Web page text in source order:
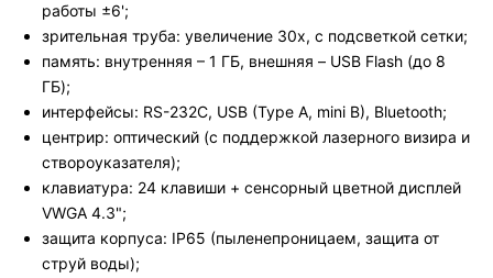
работы ±6';
зрительная труба: увеличение 30x, с подсветкой сетки;
память: внутренняя – 1 ГБ, внешняя – USB Flash (до 8
ГБ);
интерфейсы: RS-232C, USB (Type A, mini B), Bluetooth;
центрир: оптический (с поддержкой лазерного визира и
створоуказателя);
клавиатура: 24 клавиши + сенсорный цветной дисплей
VWGA 4.3";
защита корпуса: IP65 (пыленепроницаем, защита от
струй воды);